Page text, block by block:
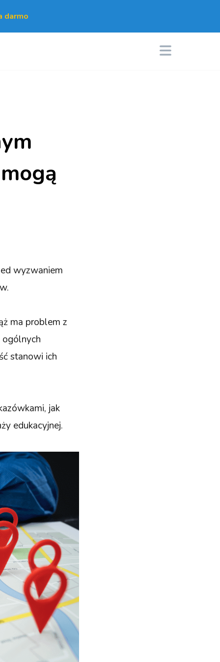
darmo
wyzwaniem
ma problem z
ogólnych
stanowi ich
jak
edukacyjnej.